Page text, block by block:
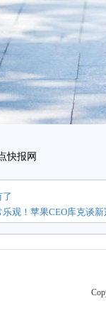
快报网
了
乐观！苹果CEO库克谈